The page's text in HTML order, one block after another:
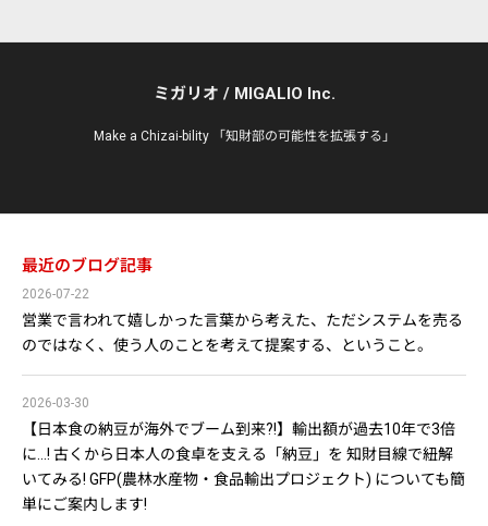
ミガリオ / MIGALIO Inc.
Make a Chizai-bility 「知財部の可能性を拡張する」
最近のブログ記事
営業で言われて嬉しかった言葉から考えた、ただシステムを売る
のではなく、使う人のことを考えて提案する、ということ。
2026-07-22
【日本食の納豆が海外でブーム到来?!】輸出額が過去10年で3倍
に…! 古くから日本人の食卓を支える「納豆」を 知財目線で紐解
いてみる! GFP(農林水産物・食品輸出プロジェクト) についても簡
単にご案内します!
2026-03-30